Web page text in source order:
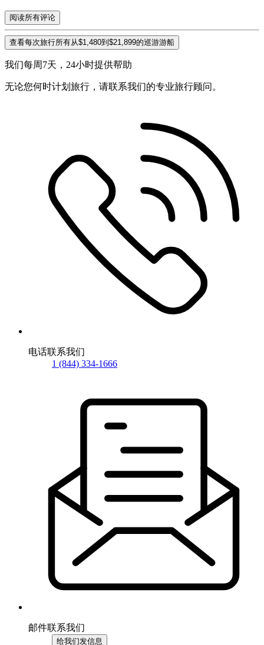
阅读所有评论
查看每次旅行所有从$1,480到$21,899的巡游游船
我们每周7天，24小时提供帮助
无论您何时计划旅行，请联系我们的专业旅行顾问。
电话联系我们
1 (844) 334-1666
邮件联系我们
给我们发信息